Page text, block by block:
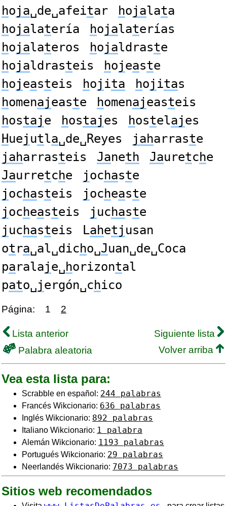
hoja␣de␣afeitar hojalata
hojalatería hojalaterías
hojalateros hojaldraste
hojaldrasteis hojeaste
hojeasteis hoj ita hoj itas
homenajeaste homenajeasteis
hostaje hostajes hostelajes
Huej utla␣de␣Reyes jaharraste
jaharrasteis Janeth Jauretche
Jaurretche jochaste
jochasteis jocheaste
jocheasteis j uchaste
j uchasteis Lahetj usan
otra␣al␣dicho␣Juan␣de␣Coca
paralaje␣horizontal
pato␣jergón␣chico
Página: 1 2
Lista anterior
Siguiente lista
Palabra aleatoria
Volver arriba
Vea esta lista para:
Scrabble en español: 244 palabras
Francés Wikcionario: 636 palabras
Inglés Wikcionario: 892 palabras
Italiano Wikcionario: 1 palabra
Alemán Wikcionario: 1193 palabras
Portugués Wikcionario: 29 palabras
Neerlandés Wikcionario: 7073 palabras
Sitios web recomendados